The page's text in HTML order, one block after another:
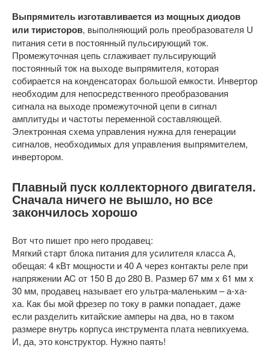
Выпрямитель изготавливается из мощных диодов
или тиристоров, выполняющий роль преобразователя U
питания сети в постоянный пульсирующий ток.
Промежуточная цепь сглаживает пульсирующий
постоянный ток на выходе выпрямителя, которая
собирается на конденсаторах большой емкости. Инвертор
необходим для непосредственного преобразования
сигнала на выходе промежуточной цепи в сигнал
амплитуды и частоты переменной составляющей.
Электронная схема управления нужна для генерации
сигналов, необходимых для управления выпрямителем,
инвертором.
Плавный пуск коллекторного двигателя.
Сначала ничего не вышло, но все
закончилось хорошо
Вот что пишет про него продавец:
Мягкий старт блока питания для усилителя класса А,
обещая: 4 кВт мощности и 40 А через контакты реле при
напряжении AC от 150 В до 280 В. Размер 67 мм x 61 мм x
30 мм, продавец называет его ультра-маленьким – а-ха-
ха. Как бы мой фрезер по току в рамки попадает, даже
если разделить китайские амперы на два, но в таком
размере внутрь корпуса инструмента плата невпихуема.
И, да, это конструктор. Нужно паять!